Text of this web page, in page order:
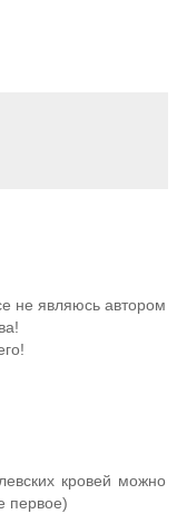
не являюсь автором
кровей можно
первое)